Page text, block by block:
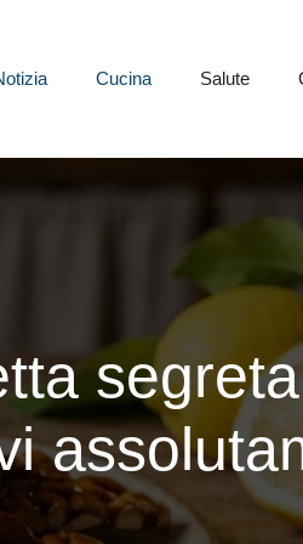
Cucina Salute